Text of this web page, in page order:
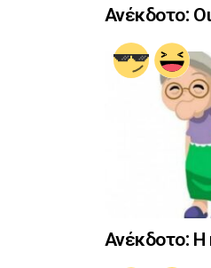
Ανέκδοτο:
Ανέκδοτο: